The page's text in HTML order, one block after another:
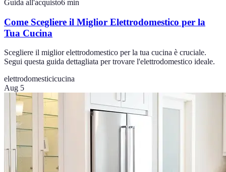
Guida all'acquisto6 min
Come Scegliere il Miglior Elettrodomestico per la
Tua Cucina
Scegliere il miglior elettrodomestico per la tua cucina è cruciale.
Segui questa guida dettagliata per trovare l'elettrodomestico ideale.
elettrodomesticicucina
Aug 5